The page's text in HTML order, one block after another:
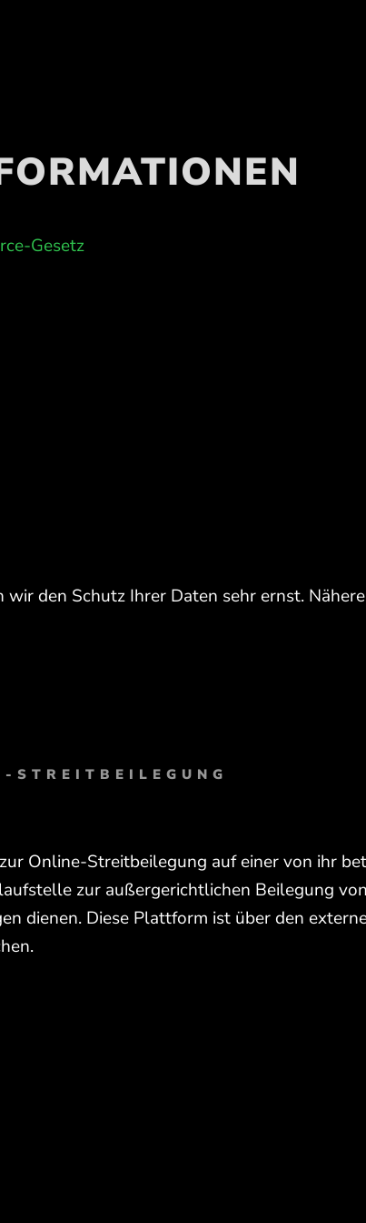
Gesetz
den Schutz Ihrer Daten sehr ernst.
STREITBEILEGUNG
Online-Streitbeilegung auf einer von ihr
zur außergerichtlichen Beilegung
dienen. Diese Plattform ist über den